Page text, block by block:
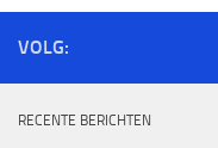
VOLG:
RECENTE BERICHTEN